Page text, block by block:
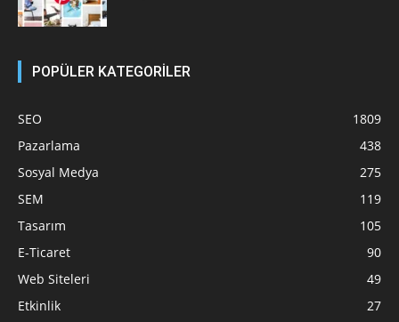
POPÜLER KATEGORİLER
SEO
1809
Pazarlama
438
Sosyal Medya
275
SEM
119
Tasarım
105
E-Ticaret
90
Web Siteleri
49
Etkinlik
27